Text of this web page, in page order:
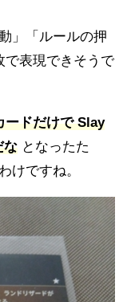
」「ルールの押
で表現できそうで
ードだけで Slay
な となったた
けですね。